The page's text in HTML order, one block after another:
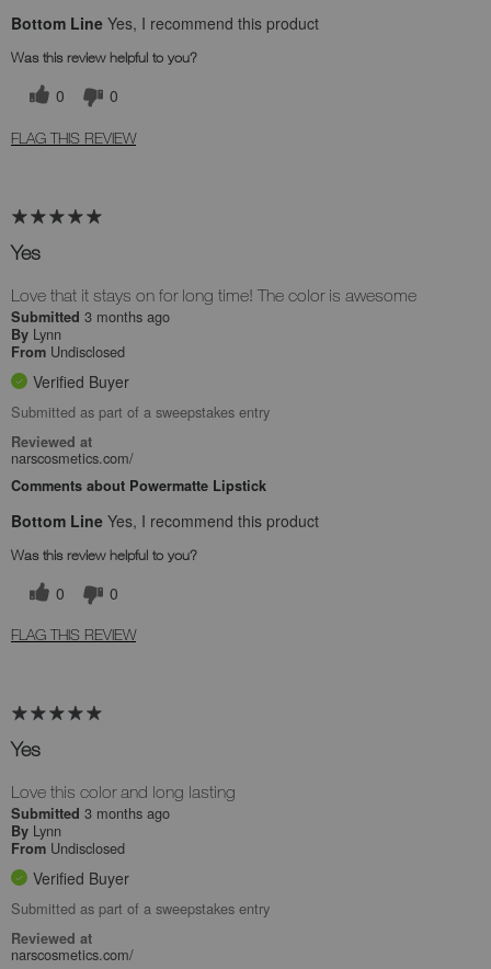
Bottom Line Yes, I recommend this product
Was this review helpful to you?
0 0
FLAG THIS REVIEW
Yes
Love that it stays on for long time! The color is awesome
Submitted 3 months ago
By Lynn
From Undisclosed
Verified Buyer
Submitted as part of a sweepstakes entry
Reviewed at
narscosmetics.com/
Comments about Powermatte Lipstick
Bottom Line Yes, I recommend this product
Was this review helpful to you?
0 0
FLAG THIS REVIEW
Yes
Love this color and long lasting
Submitted 3 months ago
By Lynn
From Undisclosed
Verified Buyer
Submitted as part of a sweepstakes entry
Reviewed at
narscosmetics.com/